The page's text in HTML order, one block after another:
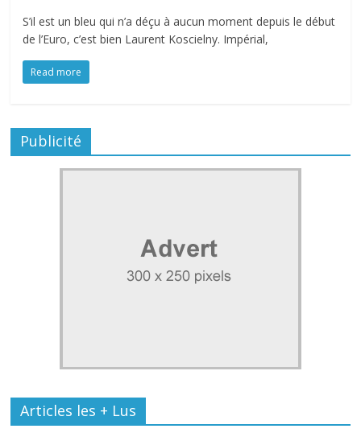
S’il est un bleu qui n’a déçu à aucun moment depuis le début
de l’Euro, c’est bien Laurent Koscielny. Impérial,
Read more
Publicité
Articles les + Lus